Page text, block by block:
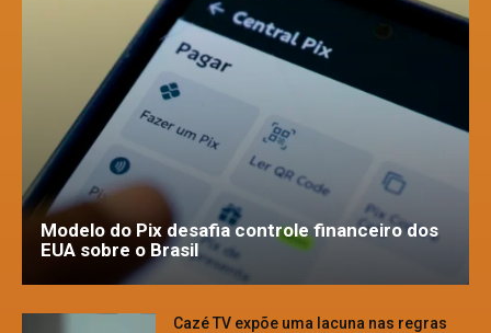
Modelo do Pix desafia controle financeiro dos
EUA sobre o Brasil
Cazé TV expõe uma lacuna nas regras